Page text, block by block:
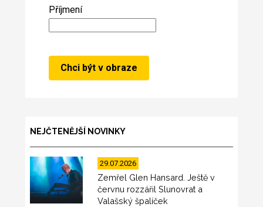
Příjmení
NEJČTENĚJŠÍ NOVINKY
29.07.2026
Zemřel Glen Hansard. Ještě v
červnu rozzářil Slunovrat a
Valašský špalíček